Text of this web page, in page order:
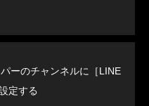
ーのチャンネルに［LINE
定する